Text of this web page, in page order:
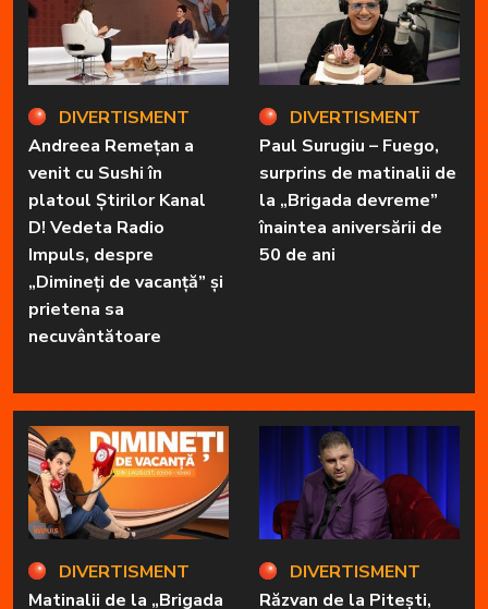
DIVERTISMENT
Andreea Remețan a
venit cu Sushi în
platoul Știrilor Kanal
D! Vedeta Radio
Impuls, despre
„Dimineți de vacanță” și
prietena sa
necuvântătoare
DIVERTISMENT
Matinalii de la „Brigada
DIVERTISMENT
Paul Surugiu – Fuego,
surprins de matinalii de
la „Brigada devreme”
înaintea aniversării de
50 de ani
DIVERTISMENT
Răzvan de la Pitești,